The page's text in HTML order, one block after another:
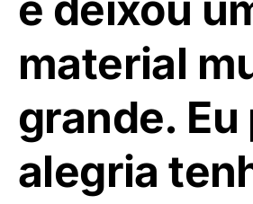
material
grande. Eu
alegria